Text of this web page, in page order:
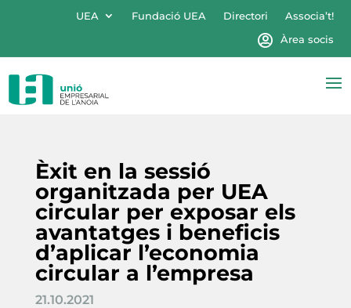
UEA Fundació UEA Directori
Associa’t!
Àrea socis
Èxit en la sessió
organitzada per UEA
circular per exposar els
avantatges i beneficis
d’aplicar l’economia
circular a l’empresa
21.10.2021